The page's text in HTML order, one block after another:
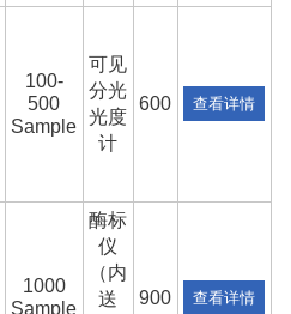
100-
500
Sample
可见
分光
光度
计
600 查看详情
1000
Sample
酶标
仪
（内
送
900 查看详情